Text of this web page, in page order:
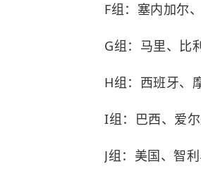
F组：塞内加尔
G组：马里、比
H组：西班牙、
I组：巴西、爱
J组：美国、智